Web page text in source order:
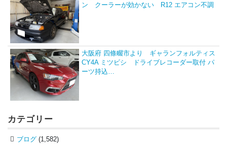
ン クーラーが効かない R12 エアコン不調
大阪府 四條畷市より ギャランフォルティス
CY4A ミツビシ ドライブレコーダー取付 パ
ーツ持込…
カテゴリー
ブログ (1,582)